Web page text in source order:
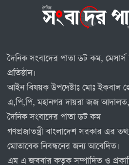
দৈনিক সংবাদের পাতা ডট কম,
প্রতিষ্ঠান।
আইন বিষয়ক উপদেষ্টাঃ মোঃ ইকবাল
এ,পি,পি, মহানগর দায়রা জজ আদালত,
দৈনিক সংবাদের পাতা ডট কম
গণপ্রজাতন্ত্রী বাংলাদেশ সরকার এর
মোতাবেক নিবন্ধনের জন্য আবেদিত।
এম এ জববার কতৃক সম্পাদিত ও